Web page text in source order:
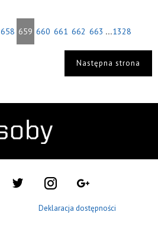
658 659 660 661 662 663 ...1328
Następna strona
Deklaracja dostępności